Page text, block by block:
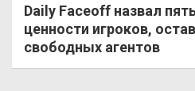
Daily Faceoff назвал
ценности игроков,
свободных агентов